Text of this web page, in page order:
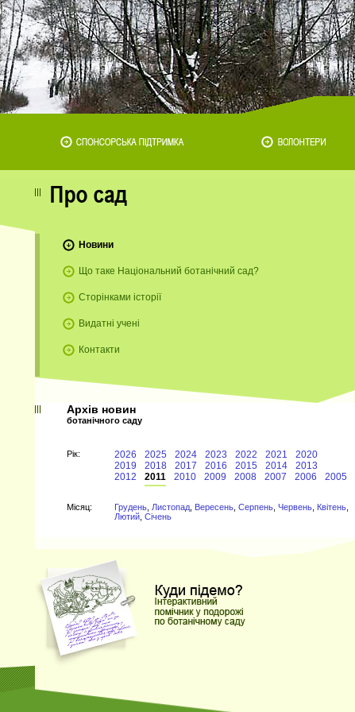
Новини
Що таке Національний ботанічний сад?
Сторінками історії
Видатні учені
Контакти
Архів новин
ботанічного саду
Рiк: 2026 2025 2024 2023 2022 2021
2020
2019
2018 2017 2016 2015 2014
2013
2012
2011 2010 2009 2008 2007 2006 2005
Мiсяц: Грудень Листопад Вересень Серпень Червень Квітень
Лютий Січень